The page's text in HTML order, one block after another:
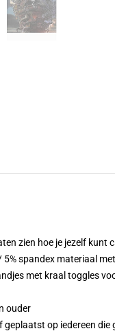
zien hoe je jezelf kunt
5% spandex materiaal
met kraal toggles
ouder
op iedereen